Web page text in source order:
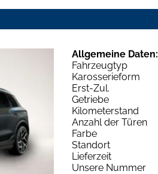
Allgemeine Daten:
Fahrzeugtyp
Karosserieform
Erst-Zul.
Getriebe
Kilometerstand
Anzahl der Türen
Farbe
Standort
Lieferzeit
Unsere Nummer